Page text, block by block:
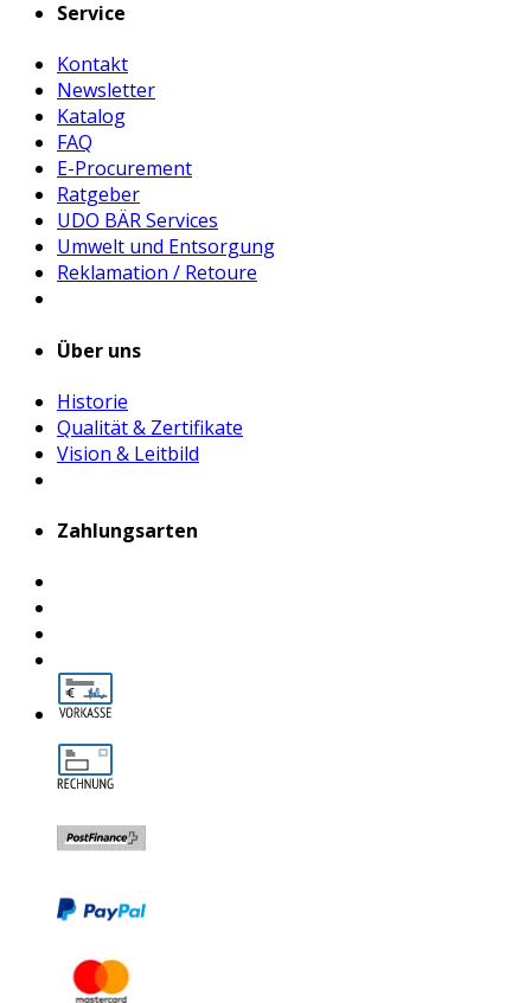
Service
Kontakt
Newsletter
Katalog
FAQ
E-Procurement
Ratgeber
UDO BÄR Services
Umwelt und Entsorgung
Reklamation / Retoure
Über uns
Historie
Qualität & Zertifikate
Vision & Leitbild
Zahlungsarten